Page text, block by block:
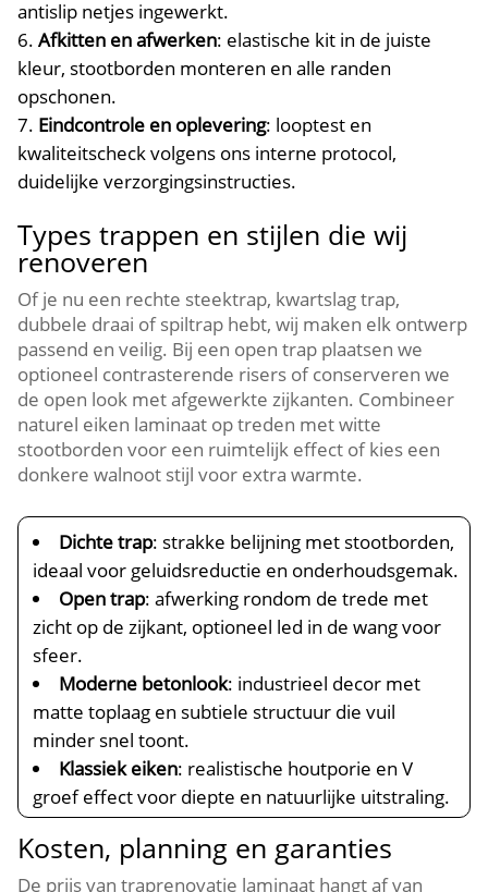
antislip netjes ingewerkt.​
Afkitten en afwerken: elastische kit in de juiste
kleur, stootborden monteren en alle randen
opschonen.​
Eindcontrole en oplevering: looptest en
kwaliteitscheck volgens ons interne protocol,
duidelijke verzorgingsinstructies.​
Types trappen en stijlen die wij
renoveren
Of je nu een rechte steektrap, kwartslag trap,
dubbele draai of spiltrap hebt, wij maken elk ontwerp
passend en veilig.​ Bij een open trap plaatsen we
optioneel contrasterende risers of conserveren we
de open look met afgewerkte zijkanten.​ Combineer
naturel eiken laminaat op treden met witte
stootborden voor een ruimtelijk effect of kies een
donkere walnoot stijl voor extra warmte.​
Dichte trap: strakke belijning met stootborden,
ideaal voor geluidsreductie en onderhoudsgemak.​
Open trap: afwerking rondom de trede met
zicht op de zijkant, optioneel led in de wang voor
sfeer.​
Moderne betonlook: industrieel decor met
matte toplaag en subtiele structuur die vuil
minder snel toont.​
Klassiek eiken: realistische houtporie en V
groef effect voor diepte en natuurlijke uitstraling.​
Kosten, planning en garanties
De prijs van traprenovatie laminaat hangt af van